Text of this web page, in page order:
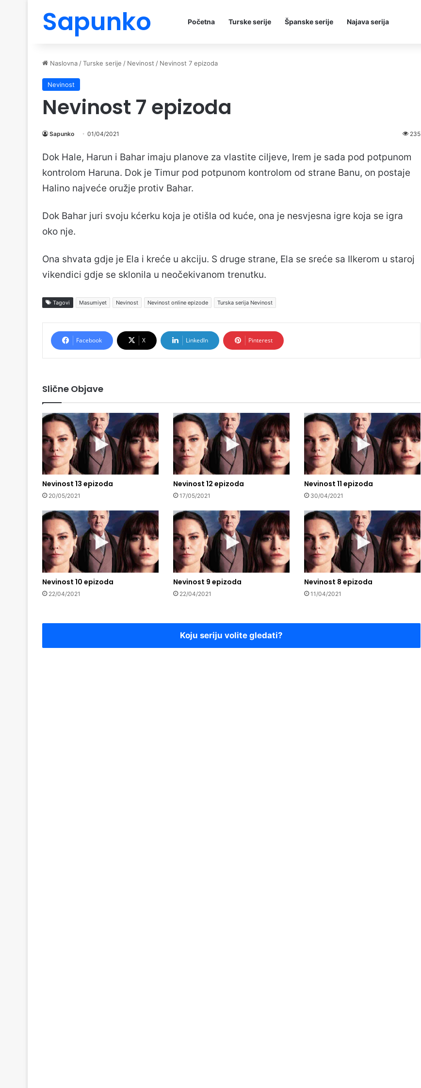
Sapunko Početna Turske serije Španske serije Najava serija
Naslovna /Turske serije / Nevinost / Nevinost 7 epizoda
Nevinost
Nevinost 7 epizoda
Sapunko 01/04/2021 235
Dok Hale, Harun i Bahar imaju planove za vlastite ciljeve, Irem je sada pod potpunom
kontrolom Haruna. Dok je Timur pod potpunom kontrolom od strane Banu, on postaje
Halino najveće oružje protiv Bahar.
Dok Bahar juri svoju kćerku koja je otišla od kuće, ona je nesvjesna igre koja se igra
oko nje.
Ona shvata gdje je Ela i kreće u akciju. S druge strane, Ela se sreće sa Ilkerom u staroj
vikendici gdje se sklonila u neočekivanom trenutku.
Tagovi Masumiyet Nevinost Nevinost online epizode Turska serija Nevinost
Facebook X LinkedIn Pinterest
Slične Objave
Nevinost 13 epizoda
20/05/2021
Nevinost 12 epizoda
17/05/2021
Nevinost 11 epizoda
30/04/2021
Nevinost 10 epizoda
22/04/2021
Nevinost 9 epizoda
22/04/2021
Nevinost 8 epizoda
11/04/2021
Koju seriju volite gledati?